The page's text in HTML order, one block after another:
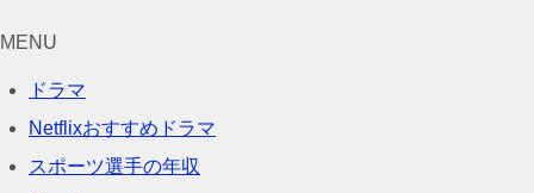
MENU
ドラマ
Netflixおすすめドラマ
スポーツ選手の年収